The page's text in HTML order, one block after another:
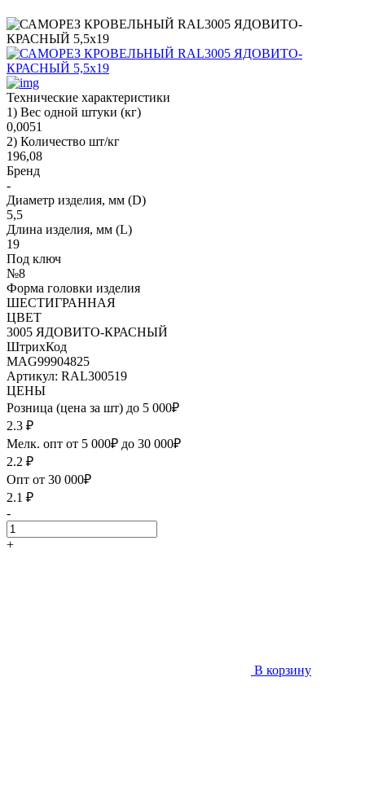
Технические характеристики
1) Вес одной штуки (кг)
0,0051
2) Количество шт/кг
196,08
Бренд
-
Диаметр изделия, мм (D)
5,5
Длина изделия, мм (L)
19
Под ключ
№8
Форма головки изделия
ШЕСТИГРАННАЯ
ЦВЕТ
3005 ЯДОВИТО-КРАСНЫЙ
ШтрихКод
MAG99904825
Артикул: RAL300519
ЦЕНЫ
Розница (цена за шт) до 5 000₽
2.3 ₽
Мелк. опт от 5 000₽ до 30 000₽
2.2 ₽
Опт от 30 000₽
2.1 ₽
-
+
В корзину